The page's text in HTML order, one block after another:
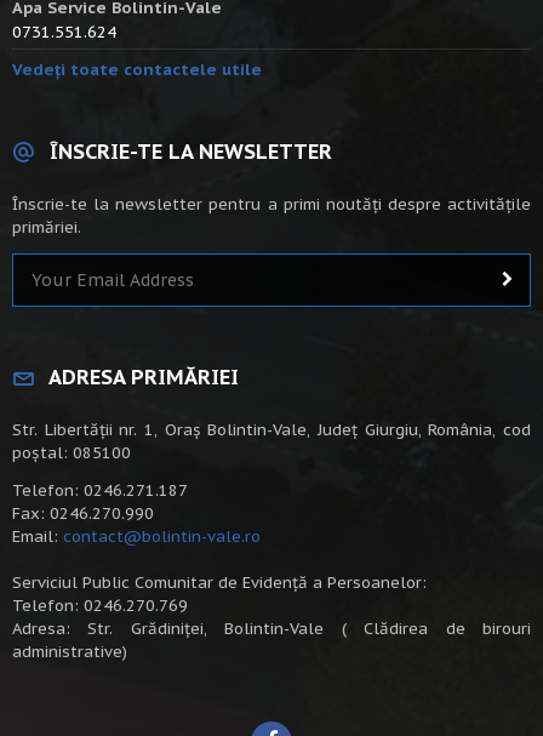
Apa Service Bolintin-Vale
0731.551.624
Vedeți toate contactele utile
ÎNSCRIE-TE LA NEWSLETTER
Înscrie-te la newsletter pentru a primi noutăți despre activitățile
primăriei.
ADRESA PRIMĂRIEI
Str. Libertății nr. 1, Oraș Bolintin-Vale, Județ Giurgiu, România, cod
poștal: 085100
Telefon: 0246.271.187
Fax: 0246.270.990
Email: contact@bolintin-vale.ro
Serviciul Public Comunitar de Evidență a Persoanelor:
Telefon: 0246.270.769
Adresa: Str. Grădiniței, Bolintin-Vale ( Clădirea de birouri
administrative)